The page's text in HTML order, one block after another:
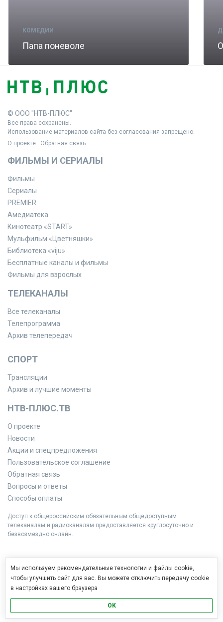
КОМЕДИИ
Папа поневоле
© ООО "НТВ-ПЛЮС"
Все права сохранены.
Использование материалов сайта без согласования запрещено.
О проекте
Обратная связь
ФИЛЬМЫ И СЕРИАЛЫ
Фильмы
Сериалы
PREMIER
Амедиатека
Кинотеатр «START»
Мульфильм «Цветняшки»
Библиотека «viju»
Бесплатные каналы и фильмы
Фильмы для взрослых
ТЕЛЕКАНАЛЫ
Все телеканалы
Телепрограмма
Архив телепередач
СПОРТ
Трансляции
Архив и лучшие моменты
НТВ-ПЛЮС.ТВ
О проекте
Новости
Акции и спецпредложения
Пользовательское соглашение
Обратная связь
Вопросы и ответы
Способы оплаты
Доступ к общероссийским обязательным общедоступным
телеканалам и радиоканалам предоставляется круглосуточно и
безвозмездно онлайн.
Мы используем рекомендательные технологии и файлы cookie,
чтобы улучшить сайт для вас. Вы можете отключить передачу cookie
в настройках вашего браузера
OK